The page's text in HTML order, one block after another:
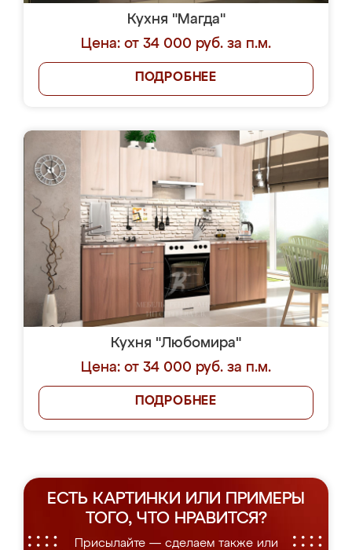
Кухня "Магда"
Цена: от 34 000 руб. за п.м.
ПОДРОБНЕЕ
Кухня "Любомира"
Цена: от 34 000 руб. за п.м.
ПОДРОБНЕЕ
ЕСТЬ КАРТИНКИ ИЛИ ПРИМЕРЫ
ТОГО, ЧТО НРАВИТСЯ?
Присылайте — сделаем также или